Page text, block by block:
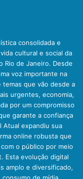
consolidada e
cultural e social da
Rio de Janeiro. Desde
voz importante na
temas que vão desde a
urgentes, economia,
por um compromisso
garante a confiança
Atual expandiu sua
online robusta que
o público por meio
Esta evolução digital
amplo e diversificado,
de mídia.